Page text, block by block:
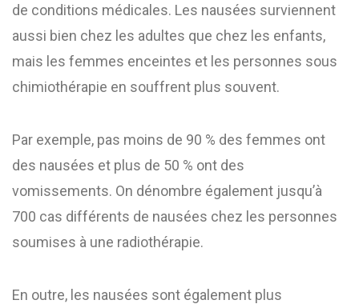
de conditions médicales. Les nausées surviennent
aussi bien chez les adultes que chez les enfants,
mais les femmes enceintes et les personnes sous
chimiothérapie en souffrent plus souvent.
Par exemple, pas moins de 90 % des femmes ont
des nausées et plus de 50 % ont des
vomissements. On dénombre également jusqu’à
700 cas différents de nausées chez les personnes
soumises à une radiothérapie.
En outre, les nausées sont également plus